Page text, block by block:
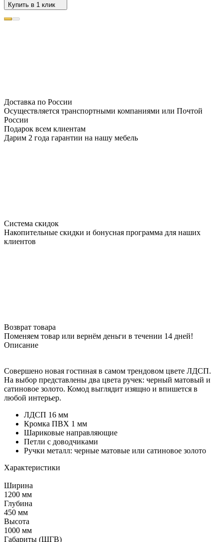
Купить в 1 клик
Доставка по России
Осуществляется транспортными компаниями или Почтой
России
Подарок всем клиентам
Дарим 2 года гарантии на нашу мебель
Система скидок
Накопительные скидки и бонусная программа для наших
клиентов
Возврат товара
Поменяем товар или вернём деньги в течении 14 дней!
Описание
Совершено новая гостиная в самом трендовом цвете ЛДСП.
На выбор представлены два цвета ручек: черный матовый и
сатиновое золото. Комод выглядит изящно и впишется в
любой интерьер.
ЛДСП 16 мм
Кромка ПВХ 1 мм
Шариковые направляющие
Петли с доводчиками
Ручки металл: черные матовые или сатиновое золото
Характеристики
Ширина
1200 мм
Глубина
450 мм
Высота
1000 мм
Габариты (ШГВ)